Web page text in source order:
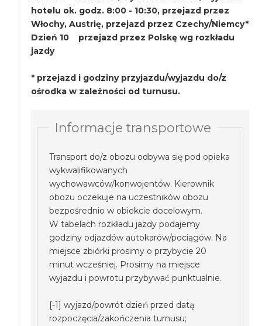
hotelu ok. godz. 8:00 - 10:30, przejazd przez
Włochy, Austrię, przejazd przez Czechy/Niemcy*
Dzień 10 przejazd przez Polskę wg rozkładu
jazdy
* przejazd i godziny przyjazdu/wyjazdu do/z
ośrodka w zależności od turnusu.
Informacje transportowe
Transport do/z obozu odbywa się pod opieka
wykwalifikowanych
wychowawców/konwojentów. Kierownik
obozu oczekuje na uczestników obozu
bezpośrednio w obiekcie docelowym.
W tabelach rozkładu jazdy podajemy
godziny odjazdów autokarów/pociągów. Na
miejsce zbiórki prosimy o przybycie 20
minut wcześniej. Prosimy na miejsce
wyjazdu i powrotu przybywać punktualnie.
[-1] wyjazd/powrót dzień przed datą
rozpoczęcia/zakończenia turnusu;